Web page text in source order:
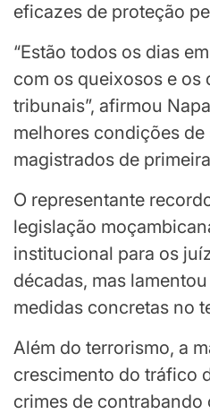
eficazes de proteção
“Estão todos os dias
com os queixosos e os
tribunais”, afirmou
melhores condições
magistrados de
O representante
legislação
institucional para os
décadas, mas
medidas concretas no
Além do terrorismo, a
crescimento do tráfico
crimes de